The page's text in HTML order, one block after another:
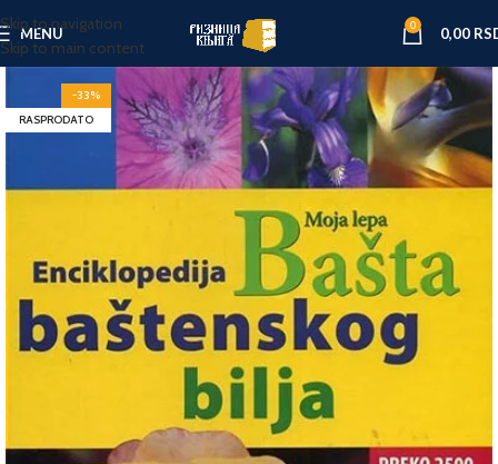
Skip to navigation
Skip to main content
MENU 0 0,00
-33%
RASPRODATO